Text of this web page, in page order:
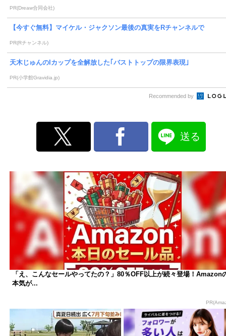
PR(Dreaw合同会社)
【今すぐ無料】マイケル・ジャクソン最後の真実をRチャンネルで
PR(Rチャンネル)
天木じゅんのIカップを全解放した｢バストトップの限界表現｣
PR(小学館Gravidia.jp)
Recommended by
送る
「え、こんなセールやってたの？」80％OFF以上が続々登場！Amazon
本気が...